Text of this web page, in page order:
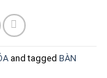
and tagged BÀN